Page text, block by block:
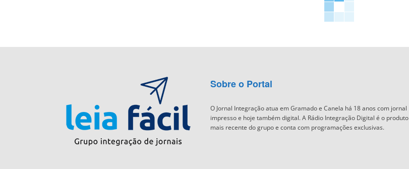
Sobre o Portal
O Jornal Integração atua em Gramado e Canela há 18 anos com jornal
impresso e hoje também digital. A Rádio Integração Digital é o produto
mais recente do grupo e conta com programações exclusivas.